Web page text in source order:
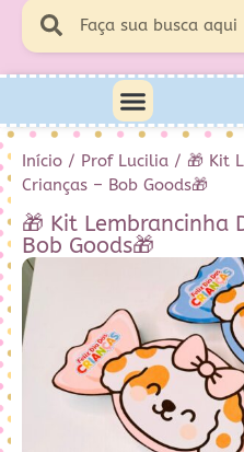
Início / Prof Lucilia / 🎁 Kit
Crianças – Bob Goods🎁
🎁 Kit Lembrancinha
Bob Goods🎁